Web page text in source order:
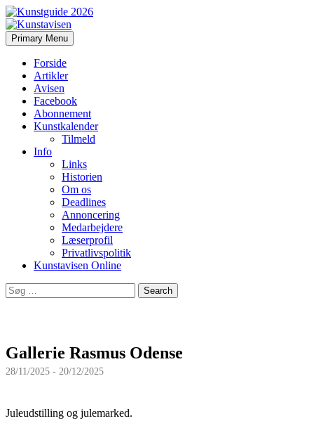
Kunstavisen
Search
Primary Menu Skip
to
Forside
Artikler
Avisen
Facebook
Abonnement
Kunstkalender
Tilmeld
Info
Links
Historien
Om os
Deadlines
Annoncering
Medarbejdere
Læserprofil
Privatlivspolitik
Kunstavisen Online
Search
for:
Gallerie Rasmus Odense
28/11/2025 - 20/12/2025
Juleudstilling og julemarked.